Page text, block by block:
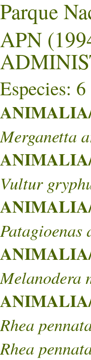
Parque
APN
Especies: 6
Merganetta
Vultur
Patagioenas
ANIMALIA/
Melanodera
Rhea
Rhea